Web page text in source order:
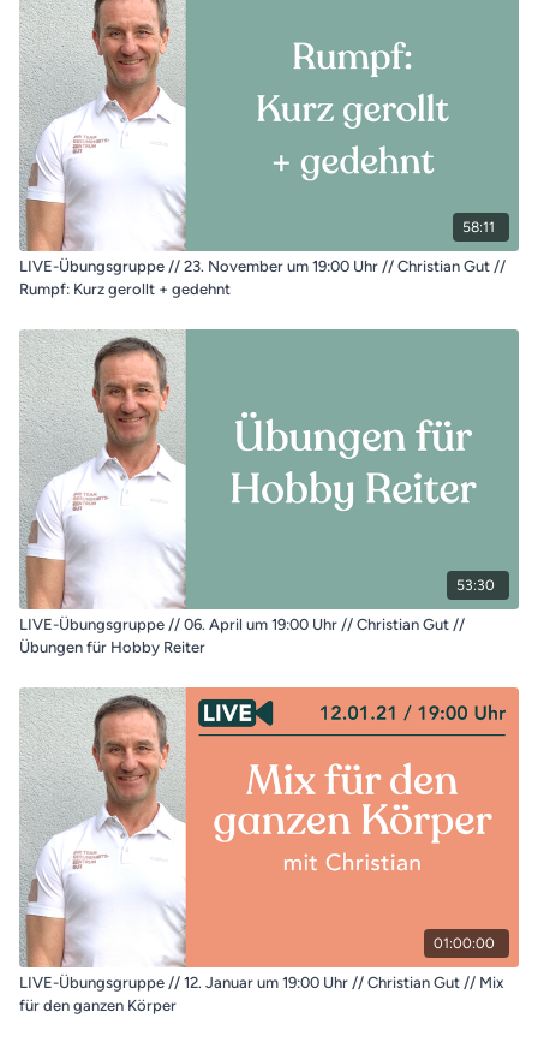
58:11
LIVE-Übungsgruppe // 23. November um 19:00 Uhr // Christian Gut //
Rumpf: Kurz gerollt + gedehnt
53:30
LIVE-Übungsgruppe // 06. April um 19:00 Uhr // Christian Gut //
Übungen für Hobby Reiter
01:00:00
LIVE-Übungsgruppe // 12. Januar um 19:00 Uhr // Christian Gut // Mix
für den ganzen Körper